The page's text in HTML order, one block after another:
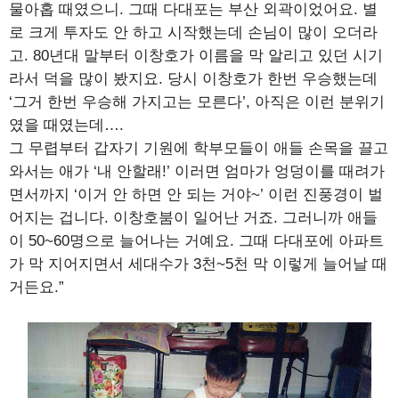
물아홉 때였으니. 그때 다대포는 부산 외곽이었어요. 별
로 크게 투자도 안 하고 시작했는데 손님이 많이 오더라
고. 80년대 말부터 이창호가 이름을 막 알리고 있던 시기
라서 덕을 많이 봤지요. 당시 이창호가 한번 우승했는데
‘그거 한번 우승해 가지고는 모른다’, 아직은 이런 분위기
였을 때였는데….
그 무렵부터 갑자기 기원에 학부모들이 애들 손목을 끌고
와서는 애가 ‘내 안할래!’ 이러면 엄마가 엉덩이를 때려가
면서까지 ‘이거 안 하면 안 되는 거야~’ 이런 진풍경이 벌
어지는 겁니다. 이창호붐이 일어난 거죠. 그러니까 애들
이 50~60명으로 늘어나는 거예요. 그때 다대포에 아파트
가 막 지어지면서 세대수가 3천~5천 막 이렇게 늘어날 때
거든요.”